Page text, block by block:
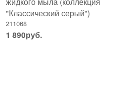
"Классический серый")
211068
1 890руб.